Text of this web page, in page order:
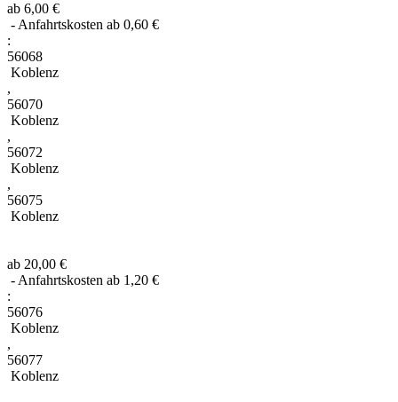
ab 6,00 €
- Anfahrtskosten ab 0,60 €
:
56068
Koblenz
,
56070
Koblenz
,
56072
Koblenz
,
56075
Koblenz
ab 20,00 €
- Anfahrtskosten ab 1,20 €
:
56076
Koblenz
,
56077
Koblenz